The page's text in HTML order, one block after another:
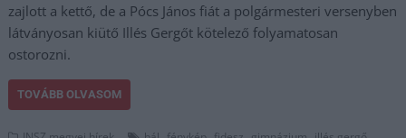
zajlott a kettő, de a Pócs János fiát a polgármesteri versenyben
látványosan kiütő Illés Gergőt kötelező folyamatosan
ostorozni.
TOVÁBB OLVASOM